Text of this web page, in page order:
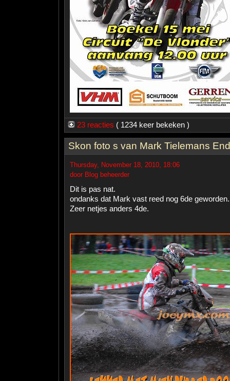
23 reacties ( 1234 keer bekeken )
Skon foto s van Mark Tielemans
Thursday, November 18, 2010, 18:06
door Blog beheerder
Dit is pas nat.
ondanks dat Mark vast reed nog 6de geworden.
Zeer netjes anders 4de.